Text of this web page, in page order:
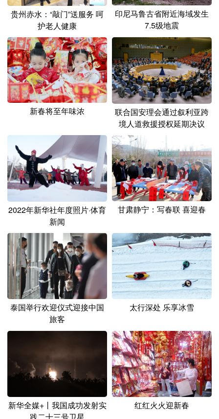
广东 广西 海南 重庆
四川
陕西 甘肃 青海
新疆 内蒙古 黑龙江
多语种频道
Français عربى
Русский язык 日本語 한국어
Deutsch Português
贵州赤水：“敲门”送服务 呵
护老人健康
印尼马鲁古省附近海域发生
7.5级地震
新春将至年味浓
联合国安理会通过叙利亚跨
境人道救援授权延期决议
2022年新华社年度照片·体育
新闻
甘肃静宁：写春联 喜迎春
泰国举行欢迎仪式迎接中国
旅客
太行深处 乐享冰雪
新华全媒+丨我国成功发射实
践二十三号卫星
红红火火迎新春